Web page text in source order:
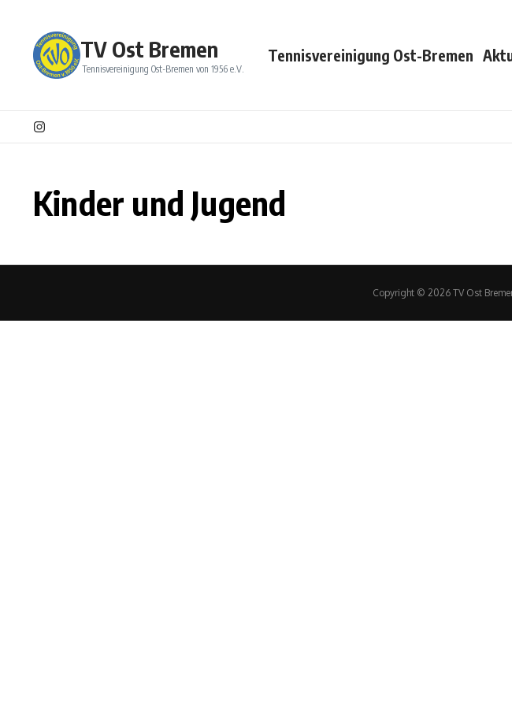
TV Ost Bremen
Tennisvereinigung Ost-Bremen von 1956 e.V.
Tennisvereinigung Ost-Bremen
Kinder und Jugend
Copyright © 2026 TV Ost